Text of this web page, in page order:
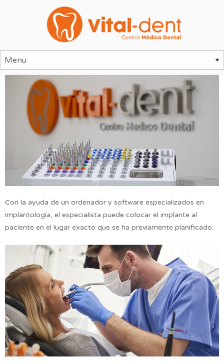
Con la ayuda de un ordenador y software especializados en
implantología, el especialista puede colocar el implante al
paciente en el lugar exacto que se ha previamente planificado.